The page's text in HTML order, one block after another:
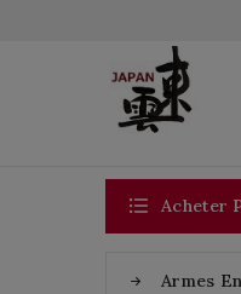
 Acheter
Armes